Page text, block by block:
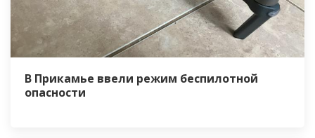
В Прикамье ввели режим беспилотной
опасности